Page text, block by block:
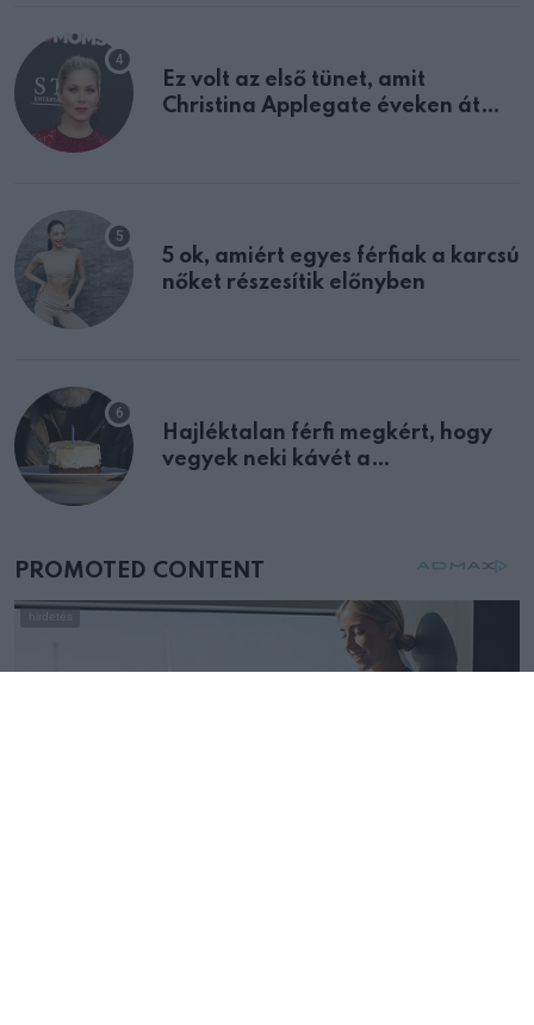
Ez volt az első tünet, amit
Christina Applegate éveken át
5 ok, amiért egyes férfiak a karcsú
nőket részesítik előnyben
Hajléktalan férfi megkért, hogy
vegyek neki kávét a